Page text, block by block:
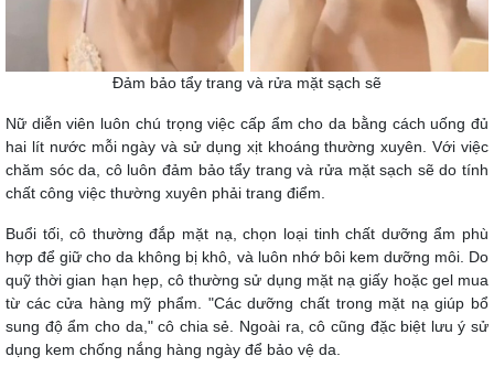
Đảm bảo tẩy trang và rửa mặt sạch sẽ
Nữ diễn viên luôn chú trọng việc cấp ẩm cho da bằng cách uống đủ
hai lít nước mỗi ngày và sử dụng xịt khoáng thường xuyên. Với việc
chăm sóc da, cô luôn đảm bảo tẩy trang và rửa mặt sạch sẽ do tính
chất công việc thường xuyên phải trang điểm.
Buổi tối, cô thường đắp mặt nạ, chọn loại tinh chất dưỡng ẩm phù
hợp để giữ cho da không bị khô, và luôn nhớ bôi kem dưỡng môi. Do
quỹ thời gian hạn hẹp, cô thường sử dụng mặt nạ giấy hoặc gel mua
từ các cửa hàng mỹ phẩm. "Các dưỡng chất trong mặt nạ giúp bổ
sung độ ẩm cho da," cô chia sẻ. Ngoài ra, cô cũng đặc biệt lưu ý sử
dụng kem chống nắng hàng ngày để bảo vệ da.